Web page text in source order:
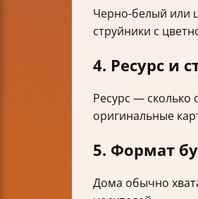
Черно-белый или
струйники с
4. Ресурс и
Ресурс — сколько
оригинальные
5. Формат
Дома обычно